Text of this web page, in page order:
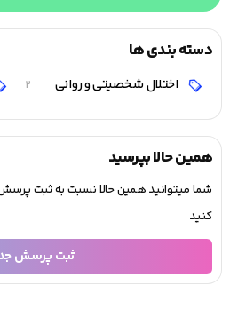
دسته بندی ها
اختلال شخصیتی و روانی 2
همین حالا بپرسید
شما میتوانید همین حالا نسبت به ثبت
کنید
ثبت پرسش